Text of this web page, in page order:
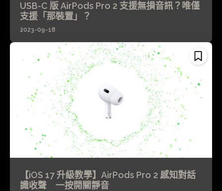
USB-C 版 AirPods Pro 2 支援無損音訊？唯僅
支援「那裝置」？
2023-09-18
【iOS 17 升級教學】AirPods Pro 2 感知對話
識收聲 一按開關靜音